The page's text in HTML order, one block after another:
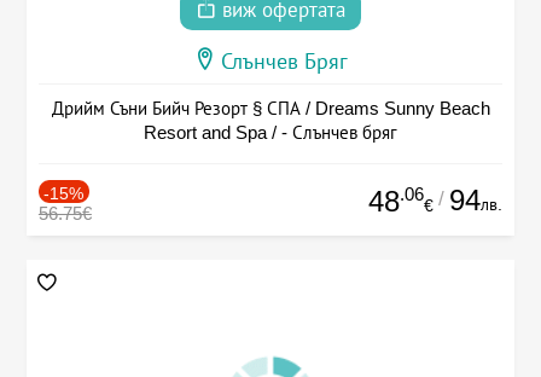
виж офертата
Слънчев Бряг
Дрийм Съни Бийч Резорт § СПА / Dreams Sunny Beach
Resort and Spa / - Слънчев бряг
-15%
56.75€ 48.06
€ / 94лв.